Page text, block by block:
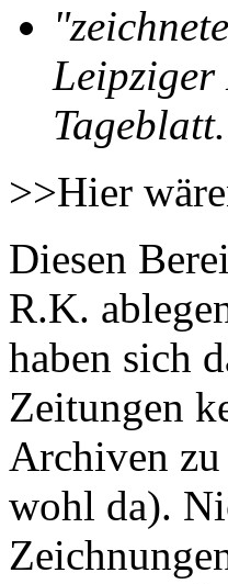
Leipziger
>>Hier
Diesen
R.K.
haben sich
Zeitungen
Archiven
wohl da).